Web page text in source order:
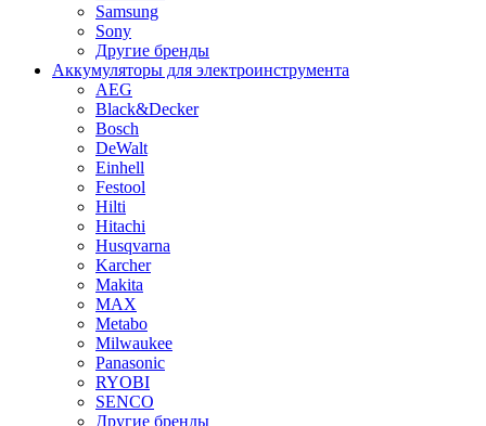
Samsung
Sony
Другие бренды
Аккумуляторы для электроинструмента
AEG
Black&Decker
Bosch
DeWalt
Einhell
Festool
Hilti
Hitachi
Husqvarna
Karcher
Makita
MAX
Metabo
Milwaukee
Panasonic
RYOBI
SENCO
Другие бренды